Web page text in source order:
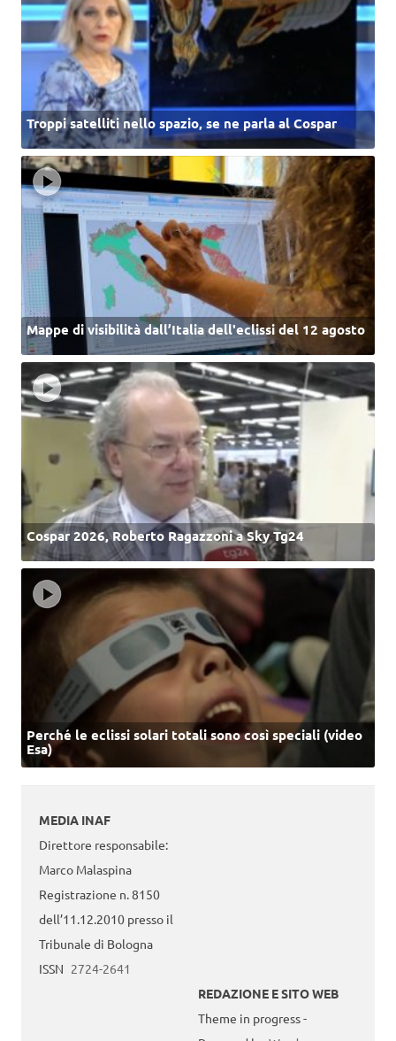
Troppi satelliti nello spazio, se ne parla al Cospar
Mappe di visibilità dall’Italia dell'eclissi del 12 agosto
Cospar 2026, Roberto Ragazzoni a Sky Tg24
Perché le eclissi solari totali sono così speciali (video
Esa)
MEDIA INAF
Direttore responsabile:
Marco Malaspina
Registrazione n. 8150
dell’11.12.2010 presso il
Tribunale di Bologna
ISSN 2724-2641
REDAZIONE E SITO WEB
Theme in progress -